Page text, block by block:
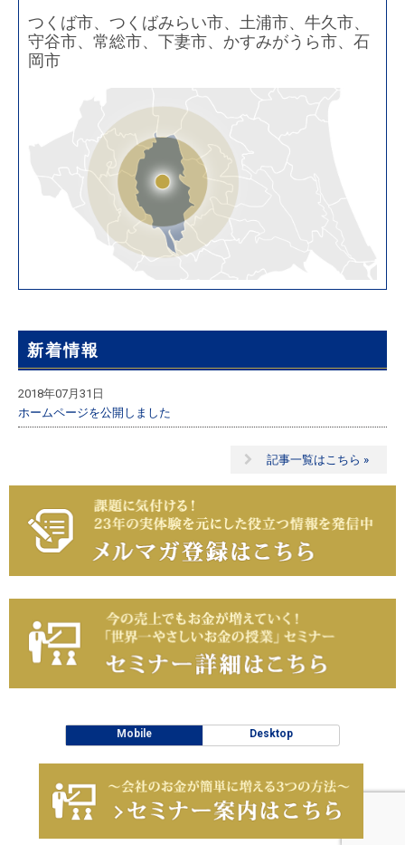
つくば市、つくばみらい市、土浦市、牛久市、
守谷市、常総市、下妻市、かすみがうら市、石
岡市
新着情報
2018年07月31日
ホームページを公開しました
記事一覧はこちら »
Mobile Desktop